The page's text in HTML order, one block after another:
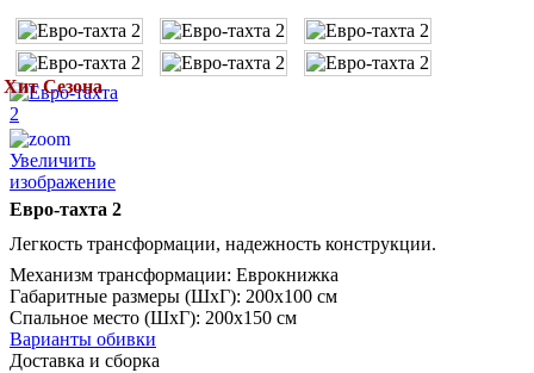
Хит Сезона
Увеличить
изображение
Евро-тахта 2
Легкость трансформации, надежность конструкции.
Механизм трансформации: Еврокнижка
Габаритные размеры (ШxГ): 200х100 см
Спальное место (ШxГ): 200х150 см
Варианты обивки
Доставка и сборка